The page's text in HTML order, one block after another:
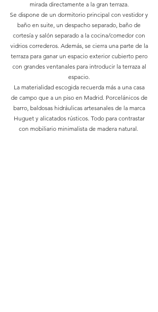
mirada directamente a la gran terraza.
Se dispone de un dormitorio principal con vestidor y
baño en suite, un despacho separado, baño de
cortesía y salón separado a la cocina/comedor con
vidrios correderos. Además, se cierra una parte de la
terraza para ganar un espacio exterior cubierto pero
con grandes ventanales para introducir la terraza al
espacio.
La materialidad escogida recuerda más a una casa
de campo que a un piso en Madrid. Porcelánicos de
barro, baldosas hidráulicas artesanales de la marca
Huguet y alicatados rústicos. Todo para contrastar
con mobiliario minimalista de madera natural.